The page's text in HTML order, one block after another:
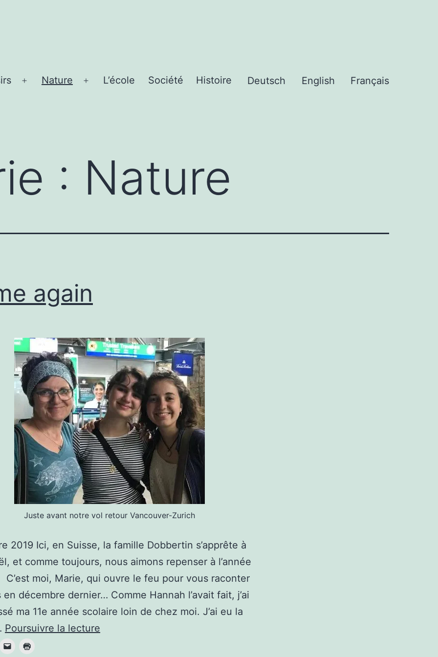
Ouvrir
Nature
Ouvrir
L’école Société Histoire Deutsch English Français
: Nature
again
Juste avant notre vol retour Vancouver-Zurich
2019 Ici, en Suisse, la famille Dobbertin s’apprête à
et comme toujours, nous aimons repenser à l’année
moi, Marie, qui ouvre le feu pour vous raconter
en décembre dernier… Comme Hannah l’avait fait, j’ai
ma 11e année scolaire loin de chez moi. J’ai eu la
Poursuivre la lecture